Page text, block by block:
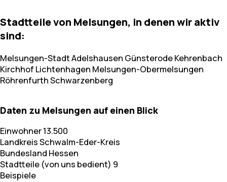
Stadtteile von Melsungen, in denen wir aktiv
sind:
Melsungen-StadtAdelshausen GünsterodeKehrenbach
Kirchhof Lichtenhagen Melsungen-Obermelsungen
RöhrenfurthSchwarzenberg
Daten zu Melsungen auf einen Blick
Einwohner13.500
LandkreisSchwalm-Eder-Kreis
Bundesland Hessen
Stadtteile (von uns bedient) 9
Beispiele